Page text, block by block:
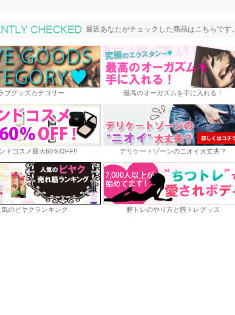
最近あなたがチェックした商品
最近あなたがチェックした商品はこちらです。
ブグッズカテゴリー 最高のオーガズムを手に入れる！
ドコスメ最大60％OFF!! デリケートゾーンのニオイ大丈夫？
のビヤクランキング 膣トレのやり方と膣トレグッズ